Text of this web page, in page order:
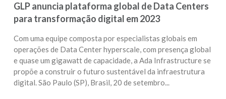
GLP anuncia plataforma global de Data Centers
para transformação digital em 2023
Com uma equipe composta por especialistas globais em
operações de Data Center hyperscale, com presença global
e quase um gigawatt de capacidade, a Ada Infrastructure se
propõe a construir o futuro sustentável da infraestrutura
digital. São Paulo (SP), Brasil, 20 de setembro...